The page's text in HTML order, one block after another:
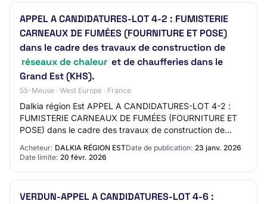
APPEL A CANDIDATURES-LOT 4-2 : FUMISTERIE
CARNEAUX DE FUMÉES (FOURNITURE ET POSE)
dans le cadre des travaux de construction de
réseaux de chaleur et de chaufferies dans le
Grand Est (KHS).
55-Meuse · West Europe · France
Dalkia région Est APPEL A CANDIDATURES-LOT 4-2 :
FUMISTERIE CARNEAUX DE FUMÉES (FOURNITURE ET
POSE) dans le cadre des travaux de construction de
réseaux de chaleur et de chaufferies dans le Grand Est…
Acheteur: DALKIA RÉGION ESTDate de publication: 23 janv. 2026
Date limite: 20 févr. 2026
VERDUN-APPEL A CANDIDATURES-LOT 4-6 :